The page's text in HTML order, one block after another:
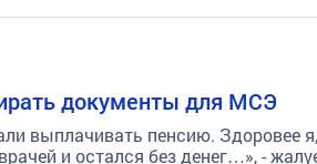
документы для МСЭ
выплачивать пенсию. Здоровее
и остался без денег…», -